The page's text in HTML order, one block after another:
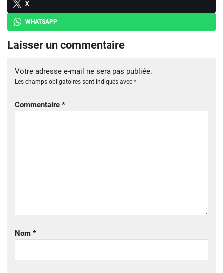
X
WHATSAPP
Laisser un commentaire
Votre adresse e-mail ne sera pas publiée.
Les champs obligatoires sont indiqués avec *
Commentaire *
Nom *